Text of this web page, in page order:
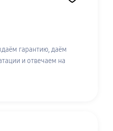
гарантию, даём
и отвечаем на